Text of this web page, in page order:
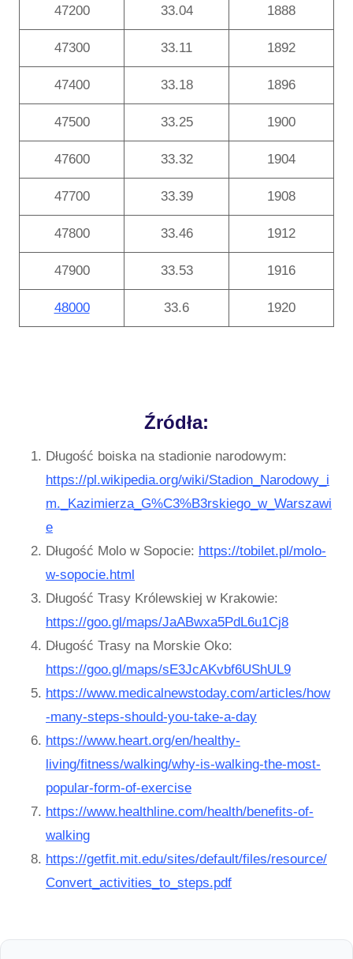
47200 33.04 1888
47300 33.11 1892
47400 33.18 1896
47500 33.25 1900
47600 33.32 1904
47700 33.39 1908
47800 33.46 1912
47900 33.53 1916
48000 33.6 1920
Źródła:
Długość boiska na stadionie narodowym:
https://pl.wikipedia.org/wiki/Stadion_Narodowy_i
m._Kazimierza_G%C3%B3rskiego_w_Warszawi
e
Długość Molo w Sopocie: https://tobilet.pl/molo-
w-sopocie.html
Długość Trasy Królewskiej w Krakowie:
https://goo.gl/maps/JaABwxa5PdL6u1Cj8
Długość Trasy na Morskie Oko:
https://goo.gl/maps/sE3JcAKvbf6UShUL9
https://www.medicalnewstoday.com/articles/how
-many-steps-should-you-take-a-day
https://www.heart.org/en/healthy-
living/fitness/walking/why-is-walking-the-most-
popular-form-of-exercise
https://www.healthline.com/health/benefits-of-
walking
https://getfit.mit.edu/sites/default/files/resource/
Convert_activities_to_steps.pdf